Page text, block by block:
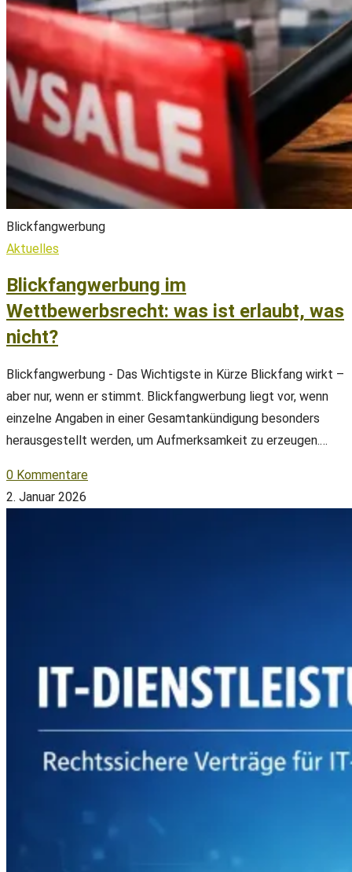
Blickfangwerbung
Aktuelles
Blickfangwerbung im
Wettbewerbsrecht: was ist erlaubt, was
nicht?
Blickfangwerbung - Das Wichtigste in Kürze Blickfang wirkt –
aber nur, wenn er stimmt. Blickfangwerbung liegt vor, wenn
einzelne Angaben in einer Gesamtankündigung besonders
herausgestellt werden, um Aufmerksamkeit zu erzeugen.…
0 Kommentare
2. Januar 2026